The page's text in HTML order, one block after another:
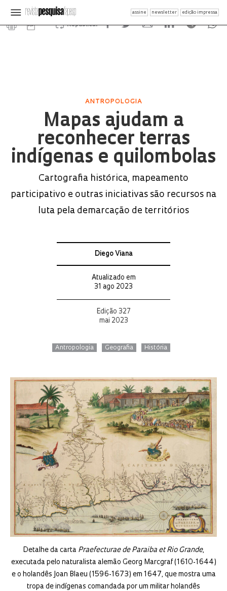
assine newsletter edição impressa
Republicar
ANTROPOLOGIA
Mapas ajudam a
reconhecer terras
indígenas e quilombolas
Cartografia histórica, mapeamento
participativo e outras iniciativas são recursos na
luta pela demarcação de territórios
Diego Viana
Atualizado em
31 ago 2023
Edição 327
mai 2023
Antropologia Geografia História
Detalhe da carta Praefecturae de Paraiba et Rio Grande,
executada pelo naturalista alemão Georg Marcgraf (1610-1644)
e o holandês Joan Blaeu (1596-1673) em 1647, que mostra uma
tropa de indígenas comandada por um militar holandês